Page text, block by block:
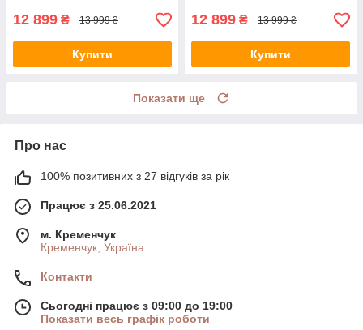
12 899 ₴ 13 999 ₴
Купити
12 899 ₴ 13 999 ₴
Купити
Показати ще
Про нас
100% позитивних з 27 відгуків за рік
Працює з 25.06.2021
м. Кременчук
Кременчук, Україна
Контакти
Сьогодні працює з 09:00 до 19:00
Показати весь графік роботи